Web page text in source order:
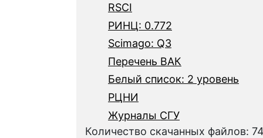
RSCI
РИНЦ: 0.772
Scimago: Q3
Перечень ВАК
Белый список: 2 уровень
РЦНИ
Журналы СГУ
Количество скачанных файлов: